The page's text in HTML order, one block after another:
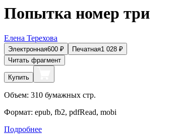
Попытка номер три
Елена Терехова
Электронная600 ₽ Печатная1 028 ₽
Читать фрагмент
Купить
Объем: 310 бумажных стр.
Формат: epub, fb2, pdfRead, mobi
Подробнее